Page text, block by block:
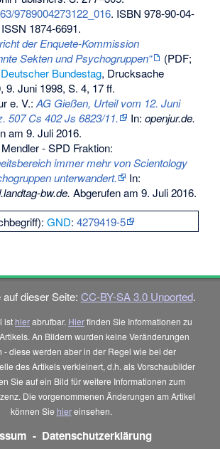
9789004273122_016. ISBN 978-90-04-
1874-6691.
der Enquete-Kommission
Sekten und Psychogruppen“
(PDF;
Deutscher Bundestag, Drucksache
9. Juni 1998, S. 4, 17 ff.
e. V.:AG Gießen, Urteil vom 12. Juni
507 Cs 402 Js 6823/11.
In:openjur.de.
am 9. Juli 2016.
- SPD Fraktion:
immer mehr von Scientology
unterwandert.
In:
bw.de. Abgerufen am 9. Juli 2016.
GND:4279419-5
dieser Seite: CC-BY-SA 3.0 Unported.
ist hierabrufbar. Hierfinden Sie Informationen zu
An Bildern wurden keine Veränderungen
- diese werden aber in der Regel wie bei der
des Artikels verkleinert, d.h. als Vorschaubilder
Sie auf ein Bild für weitere Informationen zum
Die vorgenommenen Änderungen am Artikel
können Sie hiereinsehen.
- Datenschutzerklärung